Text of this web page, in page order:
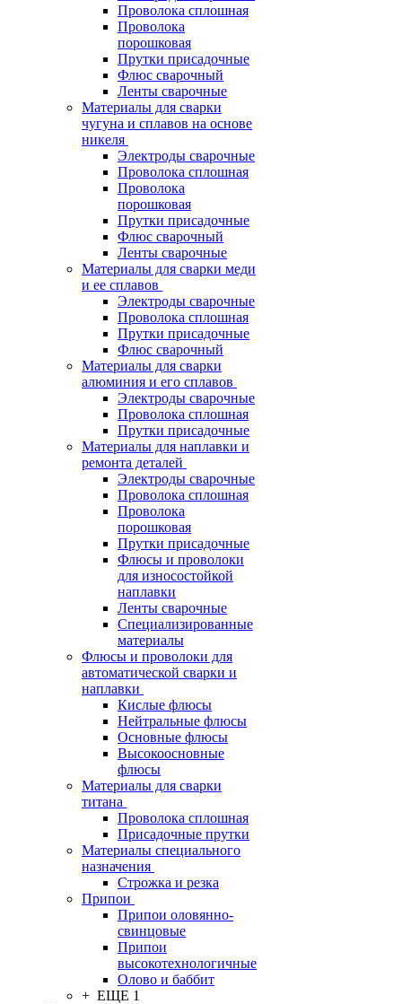
Проволока сплошная
Проволока
порошковая
Прутки присадочные
Флюс сварочный
Ленты сварочные
Материалы для сварки
чугуна и сплавов на основе
никеля
Электроды сварочные
Проволока сплошная
Проволока
порошковая
Прутки присадочные
Флюс сварочный
Ленты сварочные
Материалы для сварки меди
и ее сплавов
Электроды сварочные
Проволока сплошная
Прутки присадочные
Флюс сварочный
Материалы для сварки
алюминия и его сплавов
Электроды сварочные
Проволока сплошная
Прутки присадочные
Материалы для наплавки и
ремонта деталей
Электроды сварочные
Проволока сплошная
Проволока
порошковая
Прутки присадочные
Флюсы и проволоки
для износостойкой
наплавки
Ленты сварочные
Специализированные
материалы
Флюсы и проволоки для
автоматической сварки и
наплавки
Кислые флюсы
Нейтральные флюсы
Основные флюсы
Высокоосновные
флюсы
Материалы для сварки
титана
Проволока сплошная
Присадочные прутки
Материалы специального
назначения
Строжка и резка
Припои
Припои оловянно-
свинцовые
Припои
высокотехнологичные
Олово и баббит
+ ЕЩЕ 1